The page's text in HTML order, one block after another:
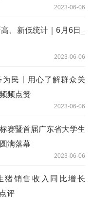
2023-06-06
、新低统计｜6月6日_
2023-06-06
民丨用心了解群众关
频点赞
2023-06-06
赛暨首届广东省大学生
满落幕
2023-06-06
猪销售收入同比增长
评